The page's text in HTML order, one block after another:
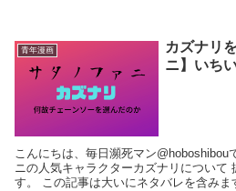
青年漫画
カズナリ
ニ】いち
こんにちは、毎日瀕死マン@hoboshibouです。 今日は漫画
ニの人気キャラクターカズナリについて
す。 この記事は大いにネタバレを含みま